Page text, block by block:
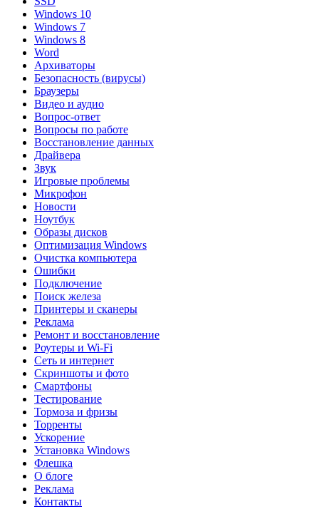
Windows 10
Windows 7
Windows 8
Word
Архиваторы
Безопасность (вирусы)
Браузеры
Видео и аудио
Вопрос-ответ
Вопросы по работе
Восстановление данных
Драйвера
Звук
Игровые проблемы
Микрофон
Новости
Ноутбук
Образы дисков
Оптимизация Windows
Очистка компьютера
Ошибки
Подключение
Поиск железа
Принтеры и сканеры
Реклама
Ремонт и восстановление
Роутеры и Wi-Fi
Сеть и интернет
Скриншоты и фото
Смартфоны
Тестирование
Тормоза и фризы
Торренты
Ускорение
Установка Windows
Флешка
О блоге
Реклама
Контакты